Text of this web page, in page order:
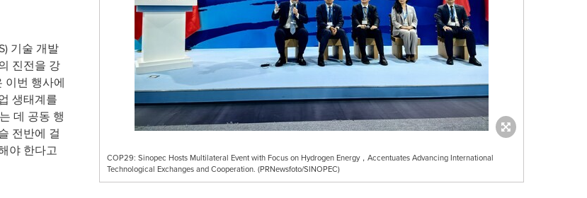
COP29: Sinopec Hosts Multilateral Event with Focus on Hydrogen Energy，Accentuates Advancing International
Technological Exchanges and Cooperation. (PRNewsfoto/SINOPEC)
기술 개발
진전을 강
이번 행사에
생태계를
데 공동 행
전반에 걸
야 한다고